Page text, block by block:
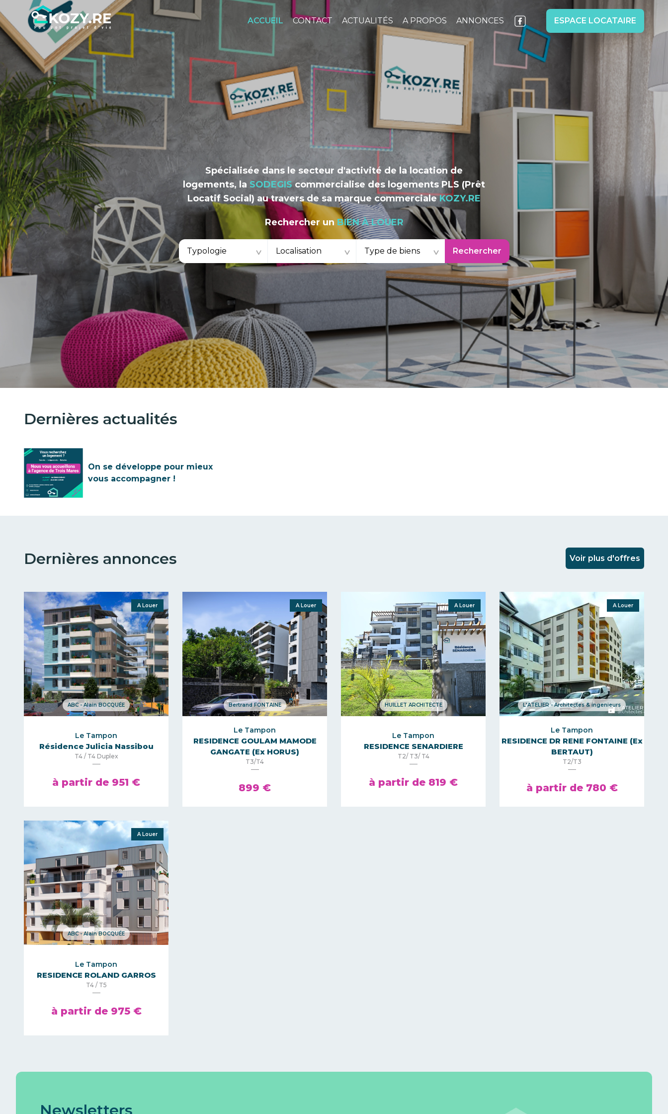
ACCUEIL CONTACT ACTUALITÉS A PROPOS ANNONCES ESPACE LOCATAIRE
Spécialisée dans le secteur d'activité de la location de
logements, la SODEGIScommercialise des logements PLS (Prêt
Locatif Social) au travers de sa marque commercialeKOZY.RE
Rechercher un BIEN À LOUER
Typologie Localisation Type de biens Rechercher
Dernières actualités
On se développe pour mieux
vous accompagner !
Dernières annonces Voir plus d'offres
ABC - Alain BOCQUÉE
A Louer
Le Tampon
Résidence Julicia Nassibou
T4 / T4 Duplex
à partir de 951 €
Bertrand FONTAINE
A Louer
Le Tampon
RESIDENCE GOULAM MAMODE
GANGATE (Ex HORUS)
T3/T4
899 €
HUILLET ARCHITECTE
A Louer
Le Tampon
RESIDENCE SENARDIERE
T2/ T3/ T4
à partir de 819 €
L'ATELIER - Architectes & ingenieurs
A Louer
Le Tampon
RESIDENCE DR RENE FONTAINE (Ex
BERTAUT)
T2/T3
à partir de 780 €
ABC - Alain BOCQUÉE
A Louer
Le Tampon
RESIDENCE ROLAND GARROS
T4 / T5
à partir de 975 €
Newsletters